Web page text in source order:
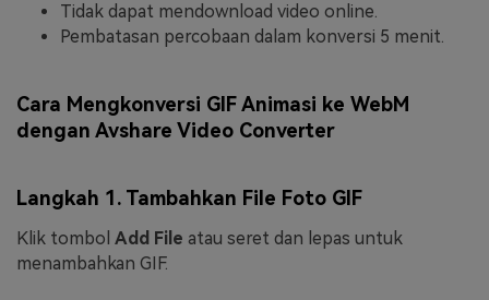
Tidak dapat mendownload video online.
Pembatasan percobaan dalam konversi 5 menit.
Cara Mengkonversi GIF Animasi ke WebM
dengan Avshare Video Converter
Langkah 1. Tambahkan File Foto GIF
Klik tombol Add File atau seret dan lepas untuk
menambahkan GIF.